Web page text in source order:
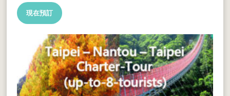
現在預訂